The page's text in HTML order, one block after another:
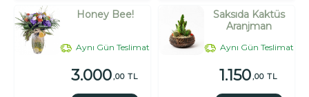
Honey Bee!
Aynı Gün Teslimat
3.000,00 TL
Saksıda Kaktüs
Aranjman
Aynı Gün Teslimat
1.150,00 TL